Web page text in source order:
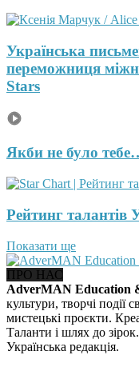
Українська
переможниця
Stars
Якби не було
Рейтинг талантів
Показати ще
ПРО НАС
AdverMAN Education
культури, творчі події
мистецькі проєкти.
Таланти і шлях до
Українська редакція.